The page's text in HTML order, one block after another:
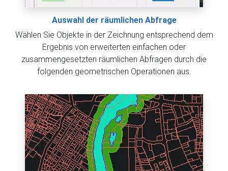
Auswahl der räumlichen Abfrage
Wählen Sie Objekte in der Zeichnung entsprechend dem
Ergebnis von erweiterten einfachen oder
zusammengesetzten räumlichen Abfragen durch die
folgenden geometrischen Operationen aus.